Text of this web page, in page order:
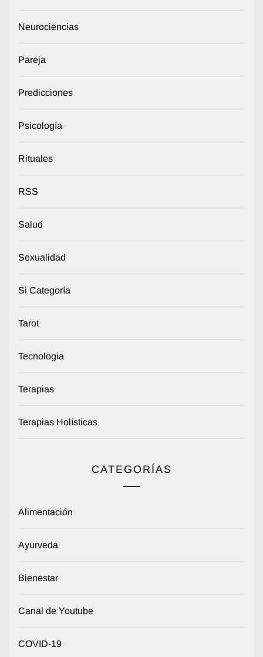
Neurociencias
Pareja
Predicciones
Psicología
Rituales
RSS
Salud
Sexualidad
Si Categoría
Tarot
Tecnologia
Terapias
Terapias Holísticas
CATEGORÍAS
Alimentación
Ayurveda
Bienestar
Canal de Youtube
COVID-19